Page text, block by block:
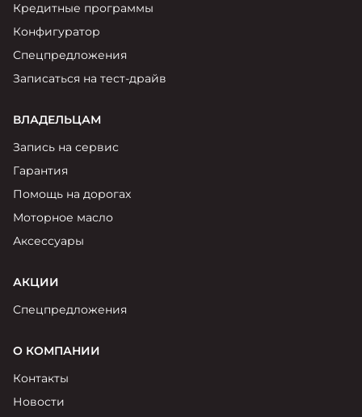
Кредитные программы
Конфигуратор
Спецпредложения
Записаться на тест-драйв
ВЛАДЕЛЬЦАМ
Запись на сервис
Гарантия
Помощь на дорогах
Моторное масло
Аксессуары
АКЦИИ
Спецпредложения
О КОМПАНИИ
Контакты
Новости